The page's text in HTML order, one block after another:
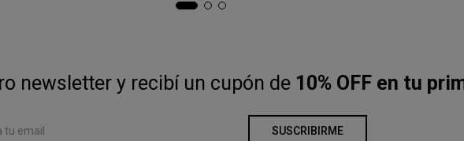
newsletter y recibí un cupón de 10% OFF en tu
SUSCRIBIRME